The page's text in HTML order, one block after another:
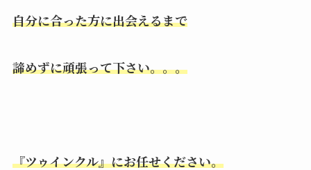
自分に合った方に出会えるまで
諦めずに頑張って下さい。。。
『ツゥインクル』にお任せください。